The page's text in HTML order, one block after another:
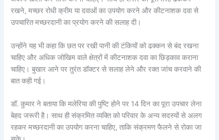
रखने, मच्छर रोधी क्रीम या दवाओं का उपयोग करने और कीटनाशक दवा से
उपचारित मच्छरदानी का प्रयोग करने की सलाह दी।
उन्होंने यह भी कहा कि छत पर रखी पानी की टंकियों को ढक्कन से बंद रखना
चाहिए और अधिक जोखिम वाले क्षेत्रों में कीटनाशक दवा का छिड़काव कराना
चाहिए। बुखार आने पर तुरंत डॉक्टर से सलाह लेने और रक्त जांच करवाने की
बात कही गई।
डॉ. कुमार ने बताया कि मलेरिया की पुष्टि होने पर 14 दिन का पूरा उपचार लेना
बेहद जरूरी है। साथ ही संक्रमित व्यक्ति को परिवार के अन्य सदस्यों से अलग
रहकर मच्छरदानी का उपयोग करना चाहिए, ताकि संक्रमण फैलने से रोका जा